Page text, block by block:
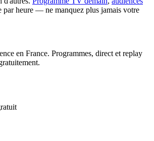
par heure — ne manquez plus jamais votre
en France. Programmes, direct et replay